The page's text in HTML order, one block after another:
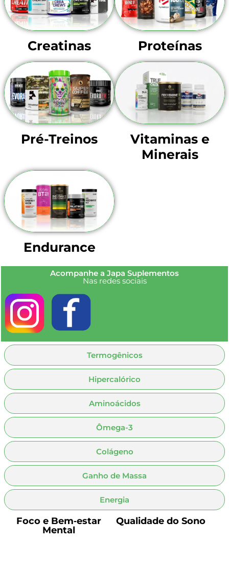
Creatinas Proteínas
Pré-Treinos
Vitaminas e
Minerais
Endurance
Acompanhe a Japa Suplementos
Nas redes sociais
Termogênicos
Hipercalórico
Aminoácidos
Ômega-3
Colágeno
Ganho de Massa
Energia
Foco e Bem‑estar
Mental
Qualidade do Sono